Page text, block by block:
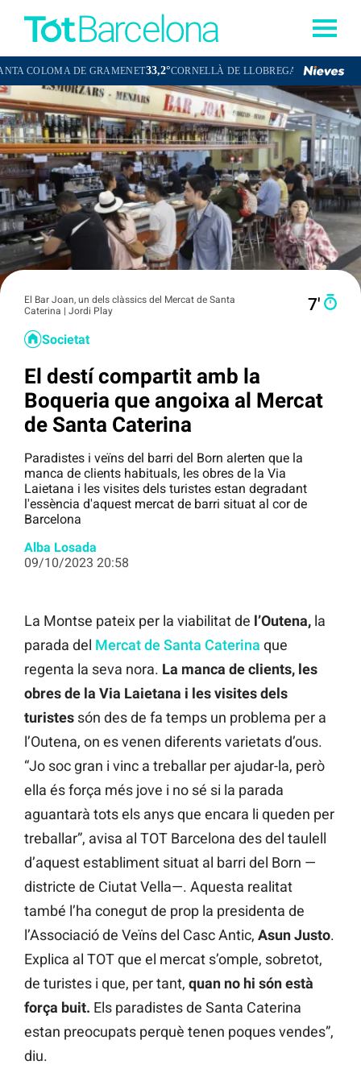
DE GRAMENET33,2°CORNELLÀ DE LLOBREGAT 34,2°SANT BOI DE
El Bar Joan, un dels clàssics del Mercat de Santa
Caterina | Jordi Play
7′
Societat
El destí compartit amb la
Boqueria que angoixa al Mercat
de Santa Caterina
Paradistes i veïns del barri del Born alerten que la
manca de clients habituals, les obres de la Via
Laietana i les visites dels turistes estan degradant
l'essència d'aquest mercat de barri situat al cor de
Barcelona
Alba Losada
09/10/2023 20:58
La Montse pateix per la viabilitat de l’Outena, la
parada del Mercat de Santa Caterina que
regenta la seva nora. La manca de clients, les
obres de la Via Laietana i les visites dels
turistes són des de fa temps un problema per a
l’Outena, on es venen diferents varietats d’ous.
“Jo soc gran i vinc a treballar per ajudar-la, però
ella és força més jove i no sé si la parada
aguantarà tots els anys que encara li queden per
treballar”, avisa al TOT Barcelona des del taulell
d’aquest establiment situat al barri del Born —
districte de Ciutat Vella—. Aquesta realitat
també l’ha conegut de prop la presidenta de
l’Associació de Veïns del Casc Antic, Asun Justo.
Explica al TOT que el mercat s’omple, sobretot,
de turistes i que, per tant, quan no hi són està
força buit. Els paradistes de Santa Caterina
estan preocupats perquè tenen poques vendes”,
diu.